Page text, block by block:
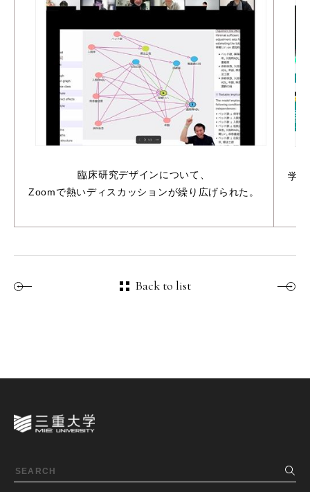
臨床研究デザインについて、
Zoomで熱いディスカッションが繰り広げられた。
学
Back to list